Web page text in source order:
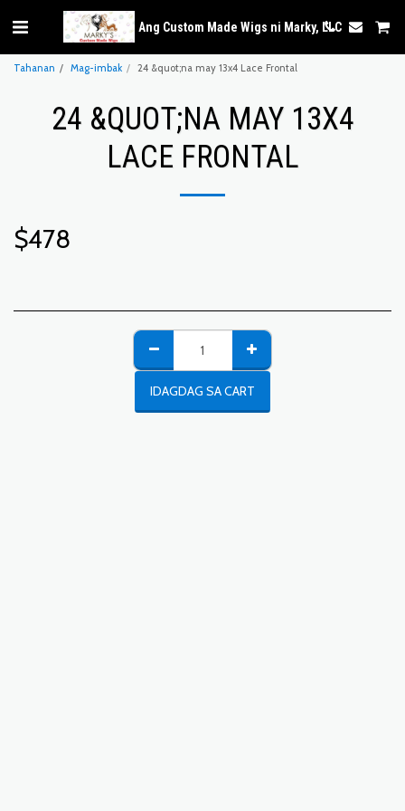
Ang Custom Made Wigs ni Marky, LLC
Tahanan Mag-imbak 24 &quot;na may 13x4 Lace Frontal
24 &QUOT;NA MAY 13X4
LACE FRONTAL
$478
IDAGDAG SA CART